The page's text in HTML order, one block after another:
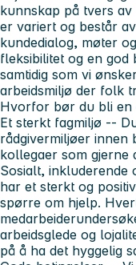
kunnskap på tvers
er variert og består
kundedialog, møter
fleksibilitet og en god
samtidig som vi
arbeidsmiljø der folk
Hvorfor bør du bli en
Et sterkt fagmiljø --
rådgivermiljøer innen
kollegaer som gjerne
Sosialt, inkluderende
har et sterkt og
spørre om hjelp.
arbeidsglede og
på å ha det hyggelig